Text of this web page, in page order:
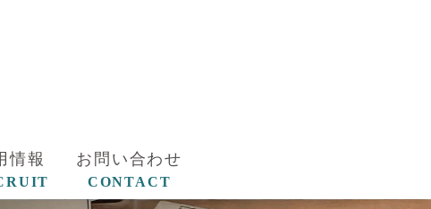
情報 お問い合わせ
CONTACT